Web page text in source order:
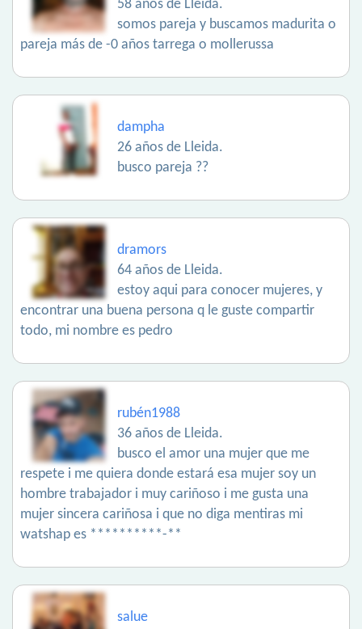
58 años de Lleida.
somos pareja y buscamos madurita o
pareja más de -0 años tarrega o mollerussa
dampha
26 años de Lleida.
busco pareja ??
dramors
64 años de Lleida.
estoy aqui para conocer mujeres, y
encontrar una buena persona q le guste compartir
todo, mi nombre es pedro
rubén1988
36 años de Lleida.
busco el amor una mujer que me
respete i me quiera donde estará esa mujer soy un
hombre trabajador i muy cariñoso i me gusta una
mujer sincera cariñosa i que no diga mentiras mi
watshap es **********-**
salue